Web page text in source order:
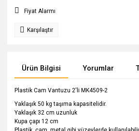
Fiyat Alarmı
Karşılaştır
Ürün Bilgisi Yorumlar
Plastik Cam Vantuzu 2'li MK4509-2
Yaklaşık 50 kg taşıma kapasitelidir.
Yaklaşık 32 cm uzunluk
Kupa çapı 12 cm